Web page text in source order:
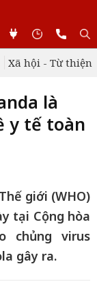
Xã hội - Từ thiện
là
y tế toàn
giới (WHO)
tại Cộng hòa
chủng virus
gây ra.